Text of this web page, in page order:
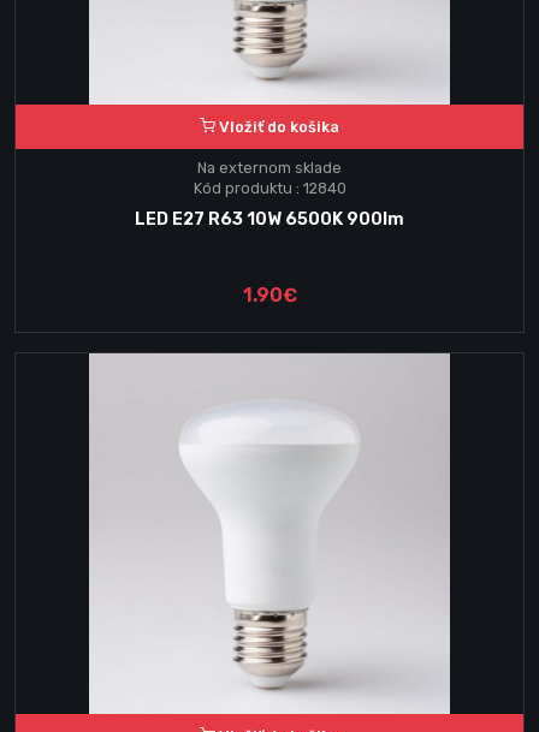
Vložiť do košika
Na externom sklade
Kód produktu : 12840
LED E27 R63 10W 6500K 900lm
1.90€